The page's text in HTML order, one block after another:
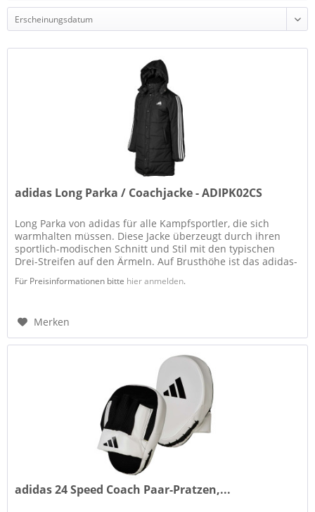
adidas Long Parka / Coachjacke - ADIPK02CS
Long Parka von adidas für alle Kampfsportler, die sich
warmhalten müssen. Diese Jacke überzeugt durch ihren
sportlich-modischen Schnitt und Stil mit den typischen
Drei-Streifen auf den Ärmeln. Auf Brusthöhe ist das adidas-
Für Preisinformationen bitte hier anmelden.
Merken
adidas 24 Speed Coach Paar-Pratzen,...